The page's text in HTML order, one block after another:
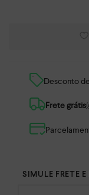
Desconto de
Frete grátis